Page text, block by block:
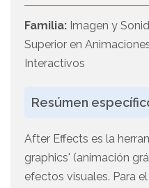
Familia: Imagen y
Superior en
Interactivos
Resúmen
After Effects es la
graphics' (animación
efectos visuales. Para